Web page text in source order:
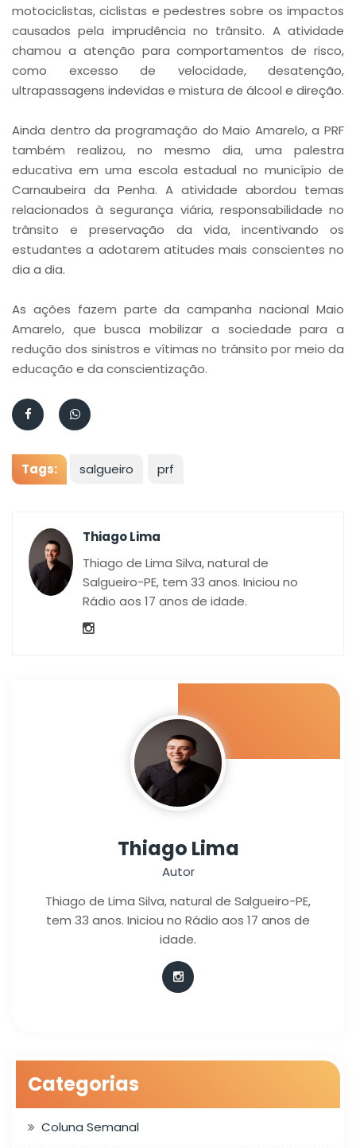
motociclistas, ciclistas e pedestres sobre os impactos
causados pela imprudência no trânsito. A atividade
chamou a atenção para comportamentos de risco,
como excesso de velocidade, desatenção,
ultrapassagens indevidas e mistura de álcool e direção.
Ainda dentro da programação do Maio Amarelo, a PRF
também realizou, no mesmo dia, uma palestra
educativa em uma escola estadual no município de
Carnaubeira da Penha. A atividade abordou temas
relacionados à segurança viária, responsabilidade no
trânsito e preservação da vida, incentivando os
estudantes a adotarem atitudes mais conscientes no
dia a dia.
As ações fazem parte da campanha nacional Maio
Amarelo, que busca mobilizar a sociedade para a
redução dos sinistros e vítimas no trânsito por meio da
educação e da conscientização.
Tags: salgueiro prf
Thiago Lima
Thiago de Lima Silva, natural de
Salgueiro-PE, tem 33 anos. Iniciou no
Rádio aos 17 anos de idade.
Thiago Lima
Autor
Thiago de Lima Silva, natural de Salgueiro-PE,
tem 33 anos. Iniciou no Rádio aos 17 anos de
idade.
Categorias
Coluna Semanal